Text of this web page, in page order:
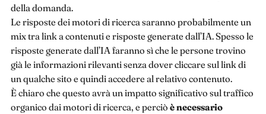
della domanda.
Le risposte dei motori di ricerca saranno probabilmente un
mix tra link a contenuti e risposte generate dall’IA. Spesso le
risposte generate dall’IA faranno sì che le persone trovino
già le informazioni rilevanti senza dover cliccare sul link di
un qualche sito e quindi accedere al relativo contenuto.
È chiaro che questo avrà un impatto significativo sul traffico
organico dai motori di ricerca, e perciò è necessario